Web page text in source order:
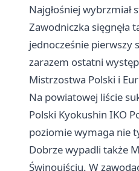
Najgłośniej wybrzmiał
Zawodniczka sięgnęła
jednocześnie pierwszy
zarazem ostatni
Mistrzostwa Polski i
Na powiatowej liście
Polski Kyokushin IKO
poziomie wymaga nie
Dobrze wypadli także
Świnoujściu. W